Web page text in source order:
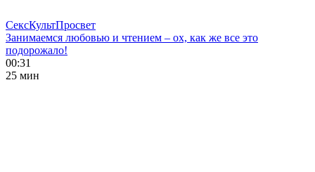
СексКультПросвет
Занимаемся любовью и чтением – ох, как же все это
подорожало!
00:31
25 мин